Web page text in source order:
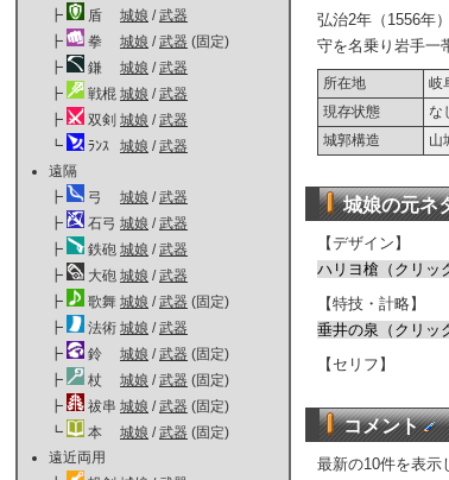
┣
盾 城娘 /武器
┣
拳 城娘 /武器 (固定)
┣
鎌 城娘 /武器
┣
戦棍 城娘 /武器
┣
双剣 城娘 /武器
┗
ﾗﾝｽ 城娘 /武器
遠隔
┣
弓 城娘 /武器
┣
石弓 城娘 /武器
┣
鉄砲 城娘 /武器
┣
大砲 城娘 /武器
┣
歌舞 城娘 /武器 (固定)
┣
法術 城娘 /武器
┣
鈴 城娘 /武器 (固定)
┣
杖 城娘 /武器 (固定)
┣
祓串 城娘 /武器 (固定)
┗
本 城娘 /武器 (固定)
遠近両用
弘治2年（1556年
守を名乗り岩手一
所在地
岐
現存状態
な
城郭構造
山
城娘の元ネ
【デザイン】
ハリヨ槍（クリッ
【特技・計略】
垂井の泉（クリッ
【セリフ】
コメント
最新の10件を表示